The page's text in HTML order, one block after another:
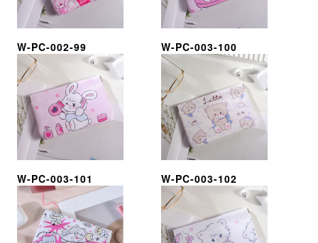
W-PC-002-99 W-PC-003-100
W-PC-003-101 W-PC-003-102